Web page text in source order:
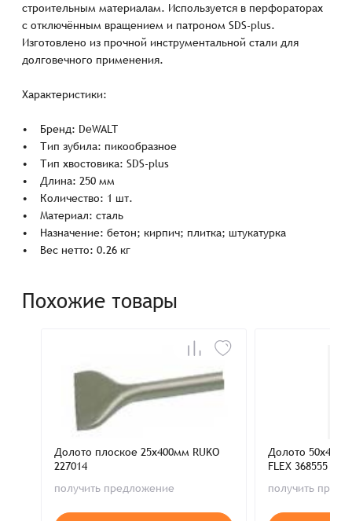
строительным материалам. Используется в перфораторах
с отключённым вращением и патроном SDS-plus.
Изготовлено из прочной инструментальной стали для
долговечного применения.
Характеристики:
• Бренд: DeWALT
• Тип зубила: пикообразное
• Тип хвостовика: SDS-plus
• Длина: 250 мм
• Количество: 1 шт.
• Материал: сталь
• Назначение: бетон; кирпич; плитка; штукатурка
• Вес нетто: 0.26 кг
Похожие товары
Долото плоское 25х400мм RUKO
227014
получить предложение
Долото
FLEX 368555
получить